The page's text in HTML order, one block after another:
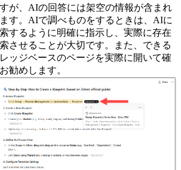
が、AIの回答には架空の情報が含まれ
す。AIで調べものをするときは、AIに
するように明確に指示し、実際に存在
させることが大切です。また、できる
ッジベースのページを実際に開いて確
勧めします。